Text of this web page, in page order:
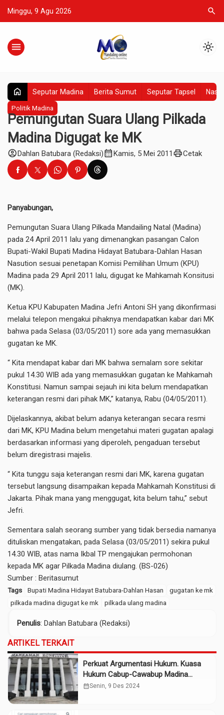
Minggu, 9 Agu 2026 search
menu light_mode
home Seputar Madina Berita Sumut Seputar Tapsel
Politik Madina
Pemungutan Suara Ulang Pilkada
Madina Digugat ke MK
account_circleDahlan Batubara (Redaksi)calendar_monthKamis, 5 Mei 2011 printCetak
Panyabungan,
Pemungutan Suara Ulang Pilkada Mandailing Natal (Madina)
pada 24 April 2011 lalu yang dimenangkan pasangan Calon
Bupati-Wakil Bupati Madina Hidayat Batubara-Dahlan Hasan
Nasution sesuai penetapan Komisi Pemilihan Umum (KPU)
Madina pada 29 April 2011 lalu, digugat ke Mahkamah Konsitusi
(MK).
Ketua KPU Kabupaten Madina Jefri Antoni SH yang dikonfirmasi
melalui telepon mengakui pihaknya mendapatkan kabar dari MK
bahwa pada Selasa (03/05/2011) sore ada yang memasukkan
gugatan ke MK.
“ Kita mendapat kabar dari MK bahwa semalam sore sekitar
pukul 14.30 WIB ada yang memasukkan gugatan ke Mahkamah
Konstitusi. Namun sampai sejauh ini kita belum mendapatkan
keterangan resmi dari pihak MK,” katanya, Rabu (04/05/2011).
Dijelaskannya, akibat belum adanya keterangan secara resmi
dari MK, KPU Madina belum mengetahui materi gugatan apalagi
berdasarkan informasi yang diperoleh, pengaduan tersebut
belum diregistrasi majelis.
“ Kita tunggu saja keterangan resmi dari MK, karena gugatan
tersebut langsung disampaikan kepada Mahkamah Konstitusi di
Jakarta. Pihak mana yang menggugat, kita belum tahu,” sebut
Jefri.
Sementara salah seorang sumber yang tidak bersedia namanya
dituliskan mengatakan, pada Selasa (03/05/2011) sekira pukul
14.30 WIB, atas nama Ikbal TP mengajukan permohonan
kepada MK agar Pilkada Madina diulang. (BS-026)
Sumber : Beritasumut
Tags Bupati Madina Hidayat Batubara-Dahlan Hasan
gugatan ke mk
pilkada madina digugat ke mk
pilkada ulang madina
Penulis: Dahlan Batubara (Redaksi)
ARTIKEL TERKAIT
Perkuat Argumentasi Hukum. Kuasa
Hukum Cabup-Cawabup Madina
Serahkan Puluhan Alat Bukti ke MK
calendar_monthSenin, 9 Des 2024